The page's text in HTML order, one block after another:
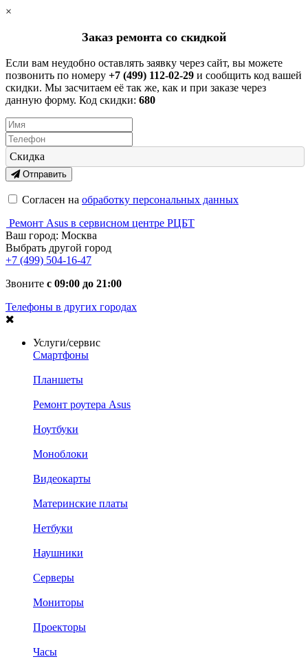
×
Заказ ремонта со скидкой
Если вам неудобно оставлять заявку через сайт, вы можете
позвонить по номеру +7 (499) 112-02-29 и сообщить код вашей
скидки. Мы засчитаем её так же, как и при заказе через
данную форму. Код скидки: 680
Скидка
Отправить
Согласен на обработку персональных данных
Ремонт Asus в сервисном центре РЦБТ
Ваш город: Москва
Выбрать другой город
+7 (499) 504-16-47
Звоните с 09:00 до 21:00
Телефоны в других городах
Услуги/сервис
Смартфоны
Планшеты
Ремонт роутера Asus
Ноутбуки
Моноблоки
Видеокарты
Материнские платы
Нетбуки
Наушники
Серверы
Мониторы
Проекторы
Часы